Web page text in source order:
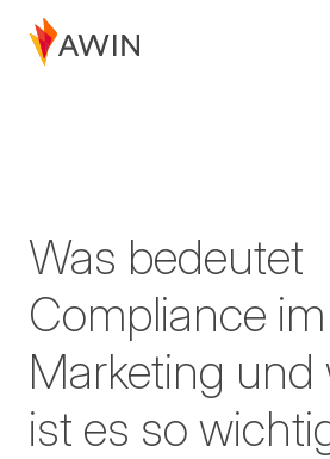
Was bedeutet
Compliance
Marketing und
ist es so